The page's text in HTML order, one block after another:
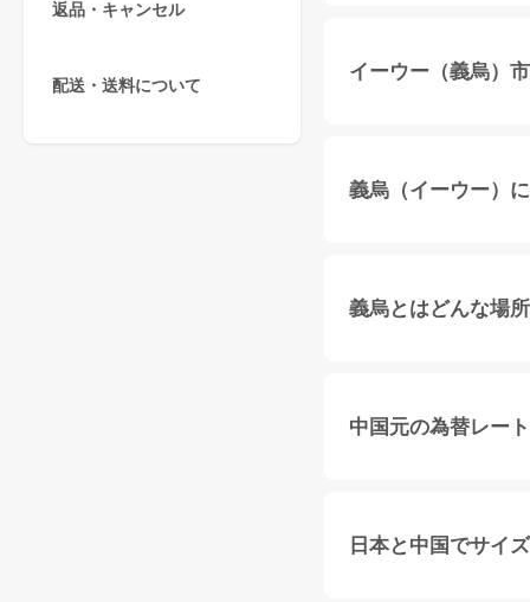
返品・キャンセル
配送・送料について
イーウー（義烏）
義烏（イーウー）
義烏とはどんな場
中国元の為替レー
日本と中国でサイ